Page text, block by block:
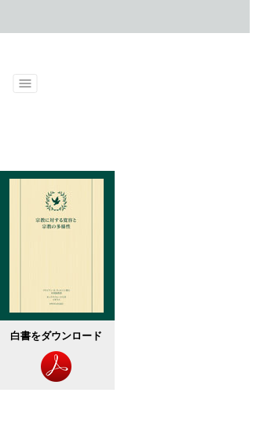
Toggle
白書をダウンロード